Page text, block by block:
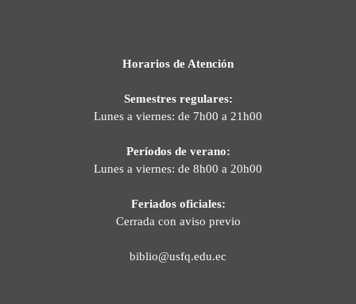
Horarios de Atención
Semestres regulares:
Lunes a viernes: de 7h00 a 21h00
Períodos de verano:
Lunes a viernes: de 8h00 a 20h00
Feriados oficiales:
Cerrada con aviso previo
biblio@usfq.edu.ec